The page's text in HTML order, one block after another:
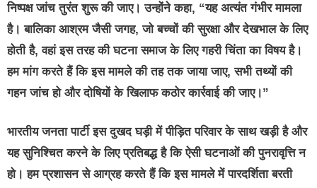
निष्पक्ष जांच तुरंत शुरू की जाए। उन्होंने कहा, “यह अत्यंत गंभीर मामला
है। बालिका आश्रम जैसी जगह, जो बच्चों की सुरक्षा और देखभाल के लिए
होती है, वहां इस तरह की घटना समाज के लिए गहरी चिंता का विषय है।
हम मांग करते हैं कि इस मामले की तह तक जाया जाए, सभी तथ्यों की
गहन जांच हो और दोषियों के खिलाफ कठोर कार्रवाई की जाए।”
भारतीय जनता पार्टी इस दुखद घड़ी में पीड़ित परिवार के साथ खड़ी है और
यह सुनिश्चित करने के लिए प्रतिबद्ध है कि ऐसी घटनाओं की पुनरावृत्ति न
हो। हम प्रशासन से आग्रह करते हैं कि इस मामले में पारदर्शिता बरती